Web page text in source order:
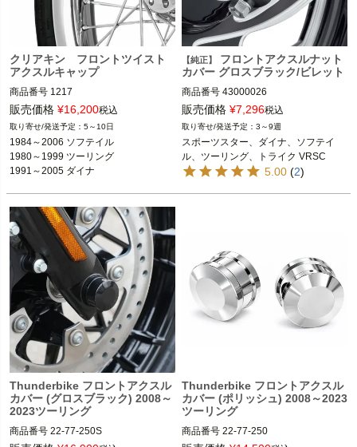
クリアキン フロントツイスト
アクスルキャップ
商品番号 1217
1984～2006 ソフテイル
1980～1999 ツーリング
1991～2003 ダイナ
※39mm径フォーク
1993～2005 FXDWG
1988～2007 スポーツスター
1988～2000 FXR
1980～1986 FXWG
kuryakyn（クリアキン）
販売価格 ¥16,200税込
5～10日
1984～2006 ソフテイル
1980～1999 ツーリング
1991～2005 ダイナ
1980～1986 FXWG
【純正】
フロントアクスルナット
カバー グロスブラック/ビレット
商品番号 43000026
2008～2021 スポーツスター
2008～2017 ダイナ
※スプリンガーモデル、FXSBSE、FX
CW、FXCWC、FXSTDは不可
2024 FLHTK、FLTRK、FLHRXS
Harley Davidson（ハーレー ダビッド
ソン）
販売価格 ¥7,296税込
3～9週
スポーツスター、ダイナ、ソフテイ
ル、ツーリング、トライク VRSC
5.00 (2)
Thunderbike フロントアクスル
カバー (グロスブラック) 2008～
2023ツーリング
商品番号 22-77-250S
Thunderbike フロントアクスル
カバー (ポリッシュ) 2008～2023
ツーリング
商品番号 22-77-250